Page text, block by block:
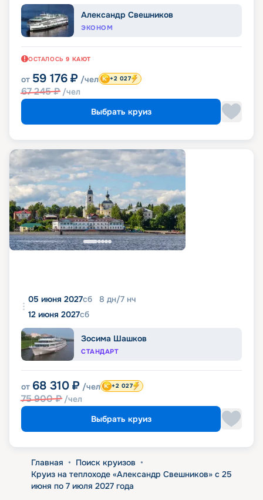
Александр Свешников
ЭКОНОМ
ОСТАЛОСЬ 9 КАЮТ
от 59 176 ₽ /чел
67 245₽ /чел
+2 027
Выбрать круиз
05 июня 2027сб 8 дн/7 нч
12 июня 2027сб
Зосима Шашков
СТАНДАРТ
от 68 310 ₽ /чел
75 900₽ /чел
+2 027
Выбрать круиз
Главная • Поиск круизов •
Круиз на теплоходе «Александр Свешников» с 25
июня по 7 июля 2027 года